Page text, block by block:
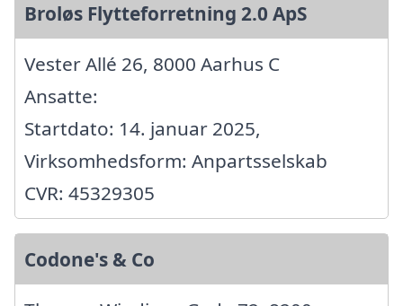
Broløs Flytteforretning 2.0 ApS
Vester Allé 26, 8000 Aarhus C
Ansatte:
Startdato: 14. januar 2025,
Virksomhedsform: Anpartsselskab
CVR: 45329305
Codone's & Co